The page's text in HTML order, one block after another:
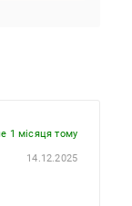
1 місяця томy
14.12.2025